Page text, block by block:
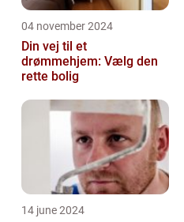
04 november 2024
Din vej til et
drømmehjem: Vælg den
rette bolig
14 june 2024